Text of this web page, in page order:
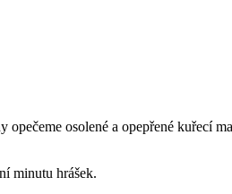
osolené a opepřené kuřecí
minutu hrášek.